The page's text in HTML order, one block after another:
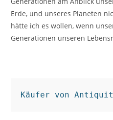
Erde, und unseres Planeten
hätte ich es wollen, wenn
Generationen unseren
Käufer von